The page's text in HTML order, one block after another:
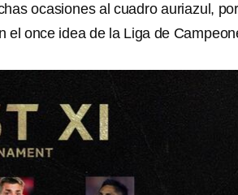
ocasiones al cuadro auriazul,
el once idea de la Liga de